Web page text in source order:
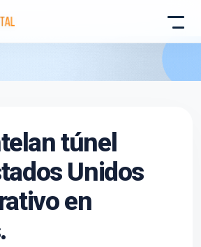
túnel
Unidos
en